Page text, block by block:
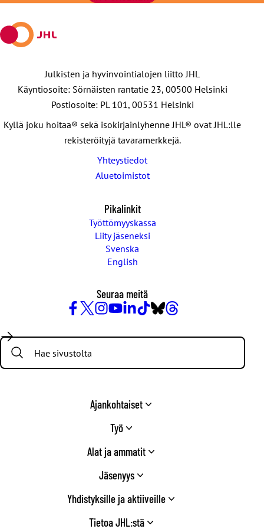
Julkisten ja hyvinvointialojen liitto JHL
Käyntiosoite: Sörnäisten rantatie 23, 00500 Helsinki
Postiosoite: PL 101, 00531 Helsinki
Kyllä joku hoitaa® sekä isokirjainlyhenne JHL® ovat JHL:lle
rekisteröityjä tavaramerkkejä.
Yhteystiedot
Aluetoimistot
Pikalinkit
Työttömyyskassa
Liity jäseneksi
Svenska
English
Seuraa meitä
/
Twitter
Search:
Ajankohtaiset
Työ
Alat ja ammatit
Jäsenyys
Yhdistyksille ja aktiiveille
Tietoa JHL:stä